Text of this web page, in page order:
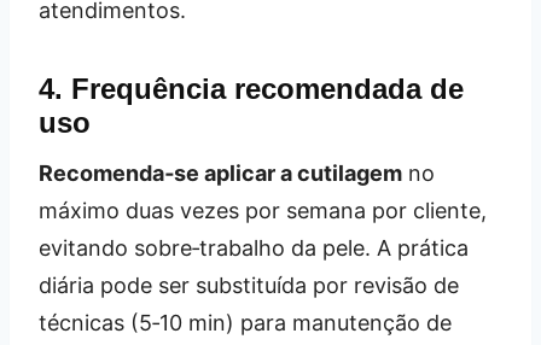
atendimentos.
4. Frequência recomendada de
uso
Recomenda‑se aplicar a cutilagem no
máximo duas vezes por semana por cliente,
evitando sobre‑trabalho da pele. A prática
diária pode ser substituída por revisão de
técnicas (5‑10 min) para manutenção de